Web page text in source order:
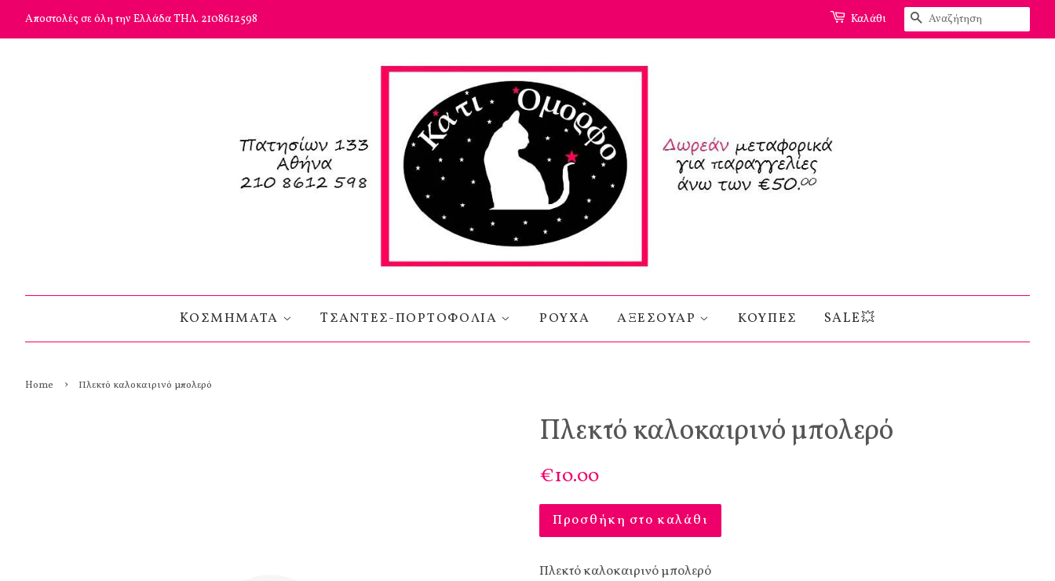
Αποστολές σε όλη την Ελλάδα ΤΗΛ. 2108612598 Καλάθι Αναζήτηση
KΟΣΜΗΜΑΤΑ TΣΑΝΤΕΣ-ΠΟΡΤΟΦΟΛΙΑ ΡΟΥΧΑ ΑΞΕΣΟΥΑΡ ΚΟΥΠΕΣ SALE💥
Home › Πλεκτό καλοκαιρινό μπολερό
Πλεκτό καλοκαιρινό μπολερό
€10.00
Προσθήκη στο καλάθι
Πλεκτό καλοκαιρινό μπολερό